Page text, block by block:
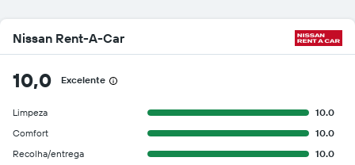
Nissan Rent-A-Car
10,0 Excelente
Limpeza
10.0
Comfort
10.0
Recolha/entrega
10.0